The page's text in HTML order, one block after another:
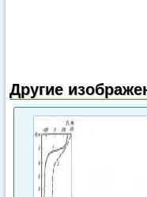
Другие